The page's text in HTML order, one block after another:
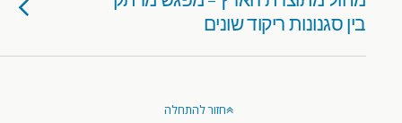
בין סגנונות ריקוד שונים
חזור להתחלה